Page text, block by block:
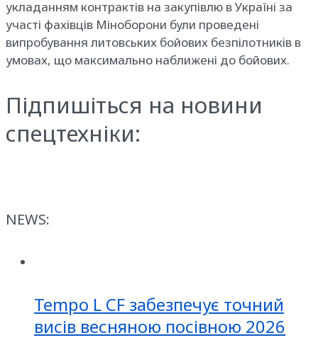
укладанням контрактів на закупівлю в Україні за
участі фахівців Міноборони були проведені
випробування литовських бойових безпілотників в
умовах, що максимально наближені до бойових.
Підпишіться на новини
спецтехніки:
NEWS:
Tempo L CF забезпечує точний
висів весняною посівною 2026